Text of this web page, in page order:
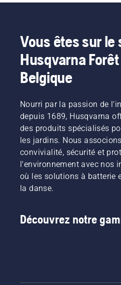
Vous êtes sur le
Husqvarna
Belgique
Nourri par la passion de
depuis 1689, Husqvarna
des produits spécialisés
les jardins. Nous
convivialité, sécurité et
l'environnement avec nos
où les solutions à batterie
la danse.
Découvrez notre